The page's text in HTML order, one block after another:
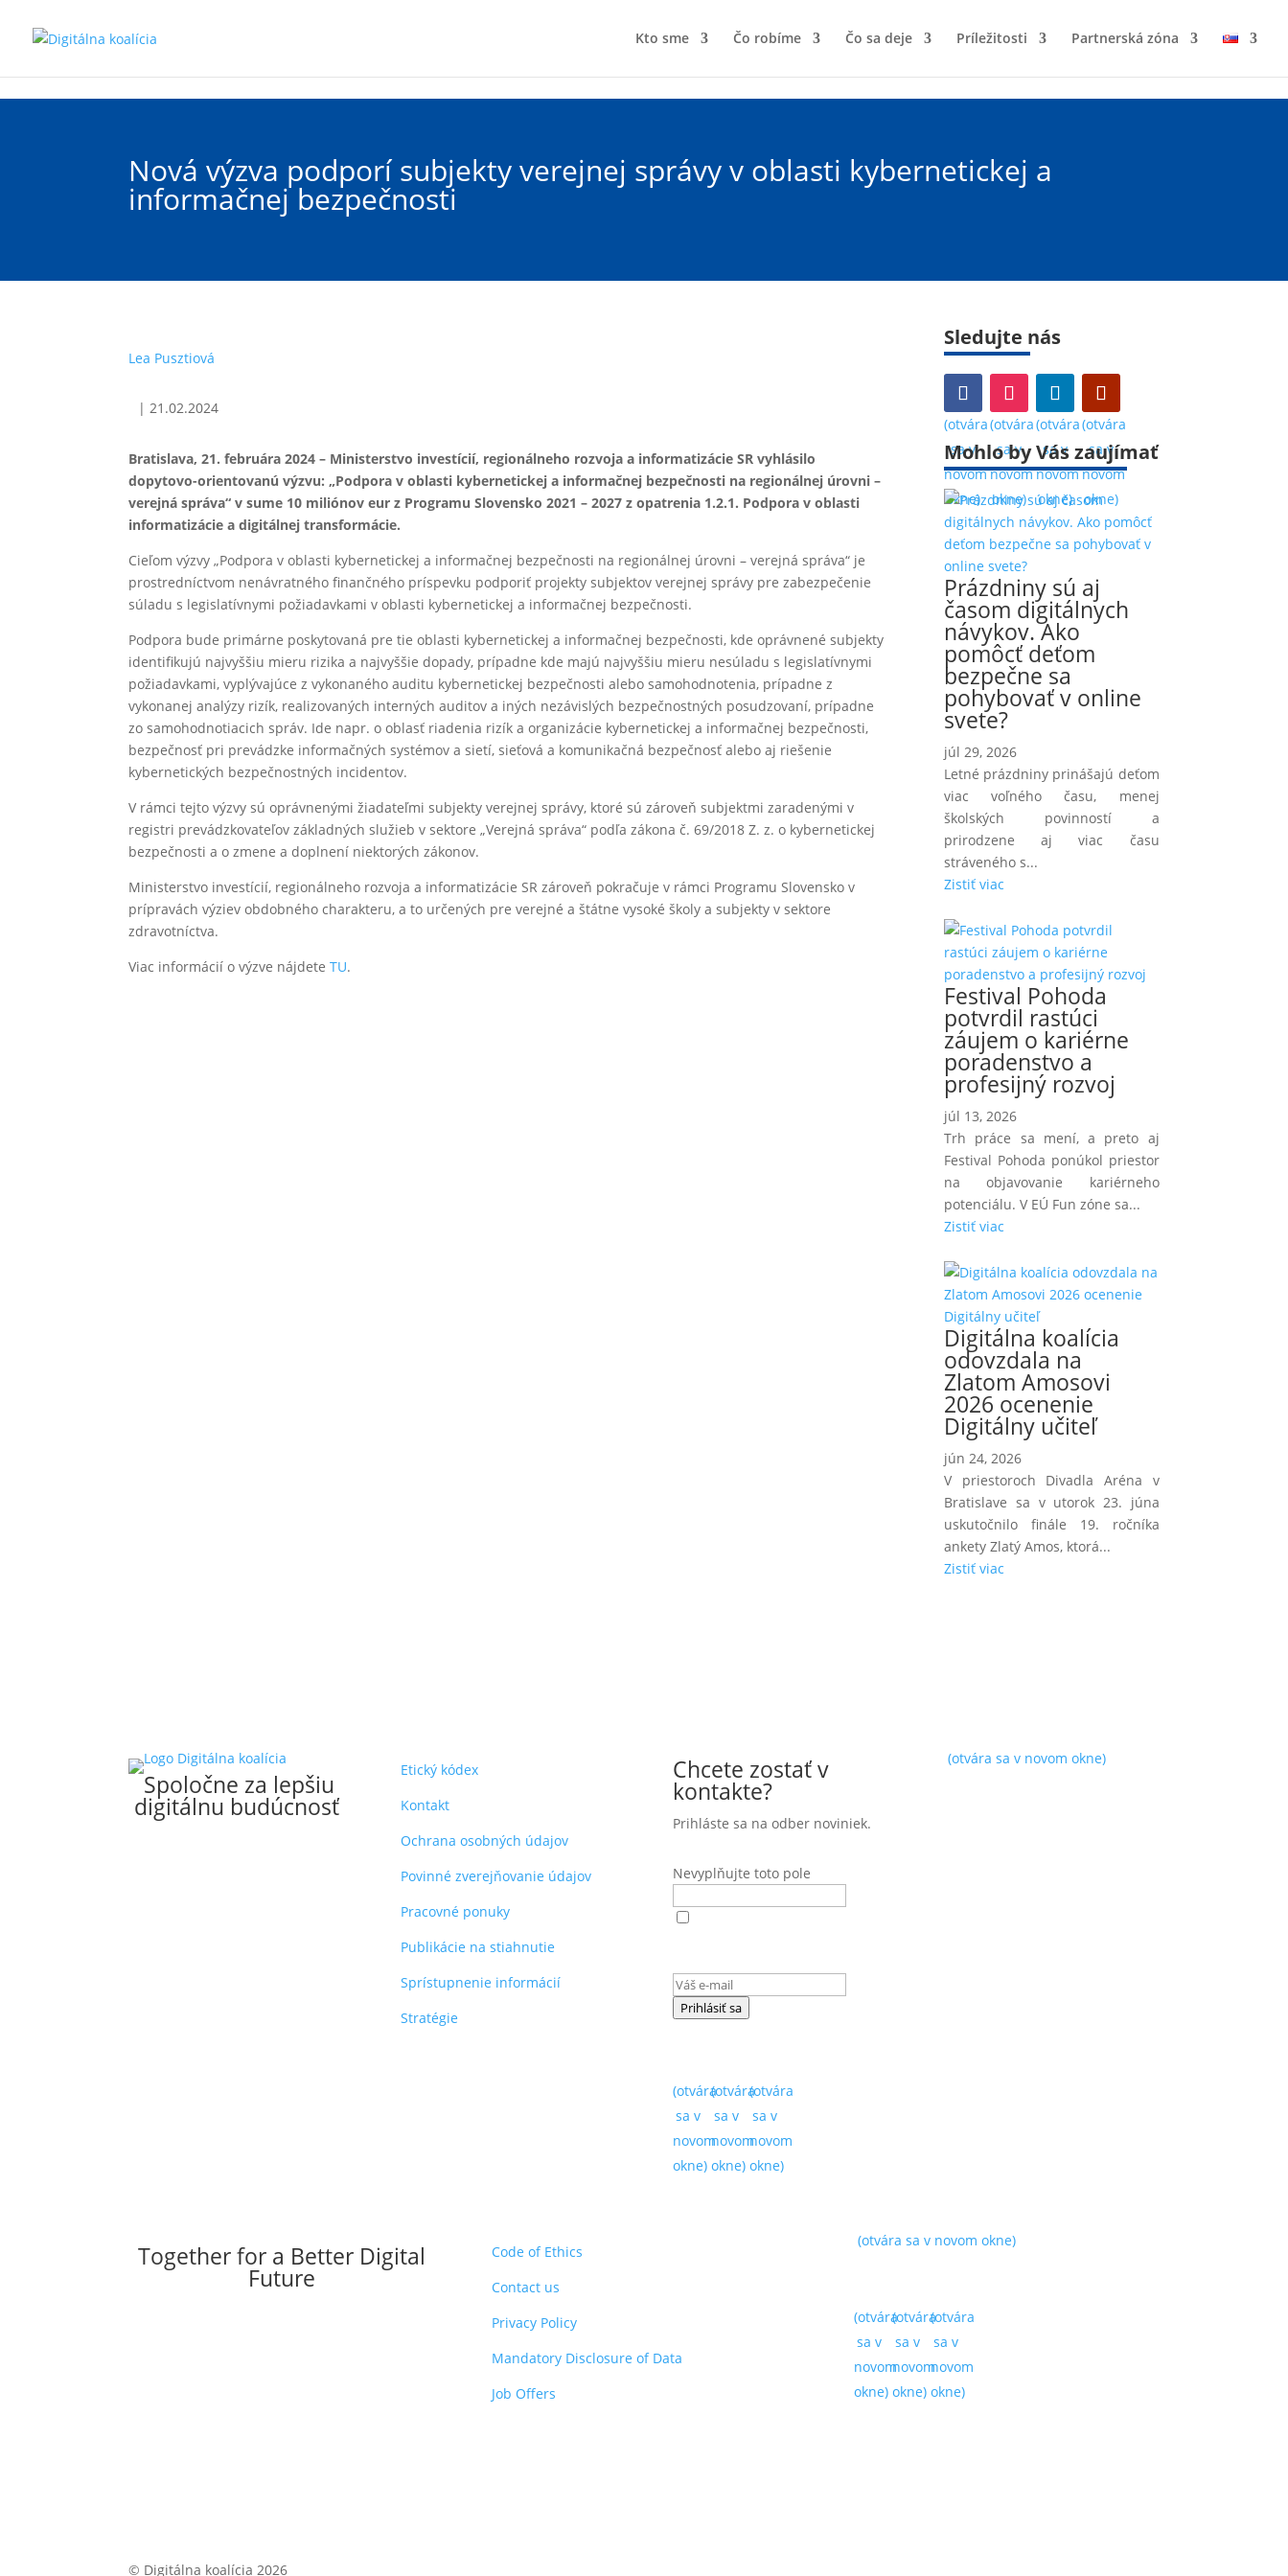
Kto sme
Čo robíme Čo sa deje Príležitosti Partnerská zóna
Nová výzva podporí subjekty verejnej správy v oblasti kybernetickej a
informačnej bezpečnosti
Lea Pusztiová
|21.02.2024
Bratislava, 21. februára 2024 – Ministerstvo investícií, regionálneho rozvoja a informatizácie SR vyhlásilo
dopytovo-orientovanú výzvu: „Podpora v oblasti kybernetickej a informačnej bezpečnosti na regionálnej úrovni –
verejná správa“ v sume 10 miliónov eur z Programu Slovensko 2021 – 2027 z opatrenia 1.2.1. Podpora v oblasti
informatizácie a digitálnej transformácie.
Cieľom výzvy „Podpora v oblasti kybernetickej a informačnej bezpečnosti na regionálnej úrovni – verejná správa“ je
prostredníctvom nenávratného finančného príspevku podporiť projekty subjektov verejnej správy pre zabezpečenie
súladu s legislatívnymi požiadavkami v oblasti kybernetickej a informačnej bezpečnosti.
Podpora bude primárne poskytovaná pre tie oblasti kybernetickej a informačnej bezpečnosti, kde oprávnené subjekty
identifikujú najvyššiu mieru rizika a najvyššie dopady, prípadne kde majú najvyššiu mieru nesúladu s legislatívnymi
požiadavkami, vyplývajúce z vykonaného auditu kybernetickej bezpečnosti alebo samohodnotenia, prípadne z
vykonanej analýzy rizík, realizovaných interných auditov a iných nezávislých bezpečnostných posudzovaní, prípadne
zo samohodnotiacich správ. Ide napr. o oblasť riadenia rizík a organizácie kybernetickej a informačnej bezpečnosti,
bezpečnosť pri prevádzke informačných systémov a sietí, sieťová a komunikačná bezpečnosť alebo aj riešenie
kybernetických bezpečnostných incidentov.
V rámci tejto výzvy sú oprávnenými žiadateľmi subjekty verejnej správy, ktoré sú zároveň subjektmi zaradenými v
registri prevádzkovateľov základných služieb v sektore „Verejná správa“ podľa zákona č. 69/2018 Z. z. o kybernetickej
bezpečnosti a o zmene a doplnení niektorých zákonov.
Ministerstvo investícií, regionálneho rozvoja a informatizácie SR zároveň pokračuje v rámci Programu Slovensko v
prípravách výziev obdobného charakteru, a to určených pre verejné a štátne vysoké školy a subjekty v sektore
zdravotníctva.
Viac informácií o výzve nájdeteTU.
Sledujte nás
(otvára
sa v
novom
okne)
(otvára
sa v
novom
okne)
(otvára
sa v
novom
okne)
(otvára
sa v
novom
okne)
Mohlo by Vás zaujímať
Prázdniny sú aj
časom digitálnych
návykov. Ako
pomôcť deťom
bezpečne sa
pohybovať v online
svete?
júl 29, 2026
Letné prázdniny prinášajú deťom
viac voľného času, menej
školských povinností a
prirodzene aj viac času
stráveného s...
Zistiť viac
Festival Pohoda
potvrdil rastúci
záujem o kariérne
poradenstvo a
profesijný rozvoj
júl 13, 2026
Trh práce sa mení, a preto aj
Festival Pohoda ponúkol priestor
na objavovanie kariérneho
potenciálu. V EÚ Fun zóne sa...
Zistiť viac
Digitálna koalícia
odovzdala na
Zlatom Amosovi
2026 ocenenie
Digitálny učiteľ
jún 24, 2026
V priestoroch Divadla Aréna v
Bratislave sa v utorok 23. júna
uskutočnilo finále 19. ročníka
ankety Zlatý Amos, ktorá...
Zistiť viac
Spoločne za lepšiu
digitálnu budúcnosť
Etický kódex
Kontakt
Ochrana osobných údajov
Povinné zverejňovanie údajov
Pracovné ponuky
Publikácie na stiahnutie
Sprístupnenie informácií
Stratégie
Chcete zostať v
kontakte?
Prihláste sa na odber noviniek.
Nevyplňujte toto pole
Prihlásiť sa
(otvára
sa v
novom
okne)
(otvára
sa v
novom
okne)
(otvára
sa v
novom
okne)
(otvára sa v novom okne)
Together for a Better Digital
Future
Code of Ethics
Contact us
Privacy Policy
Mandatory Disclosure of Data
Job Offers
(otvára sa v novom okne)
(otvára
sa v
novom
okne)
(otvára
sa v
novom
okne)
(otvára
sa v
novom
okne)
© Digitálna koalícia 2026